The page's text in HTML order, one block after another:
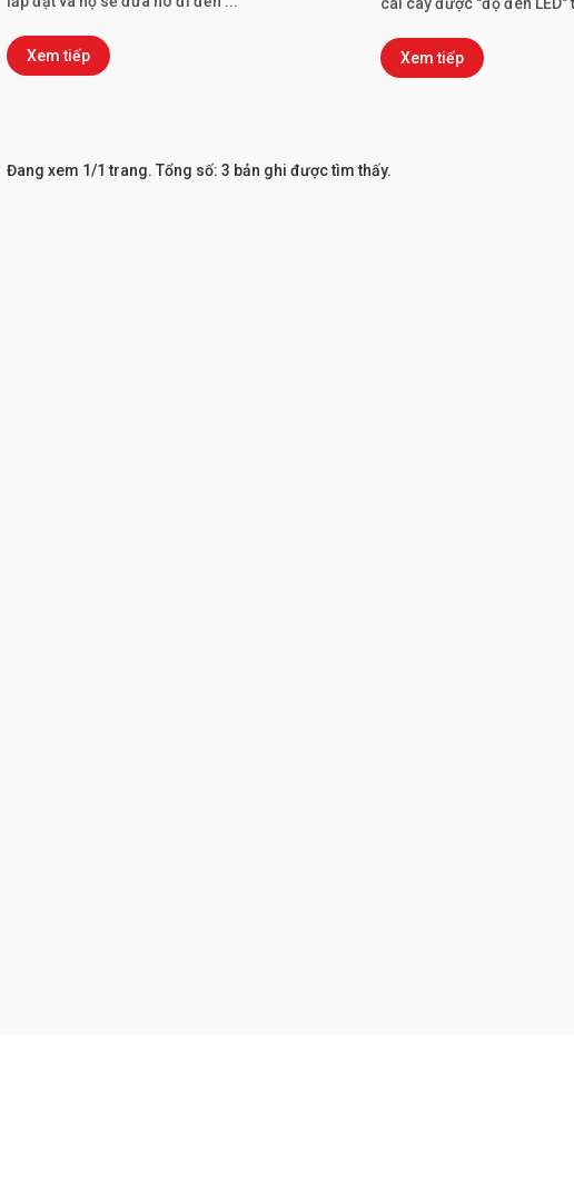
Xem tiếp Xem tiếp
Đang xem 1/1 trang. Tổng số: 3 bản ghi được tìm thấy.